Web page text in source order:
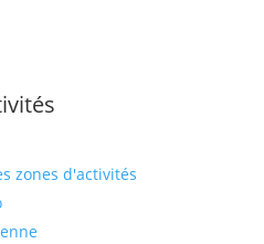
zones d'activités